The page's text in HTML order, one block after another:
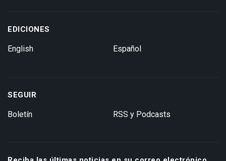
EDICIONES
English Español
SEGUIR
Boletín RSS y Podcasts